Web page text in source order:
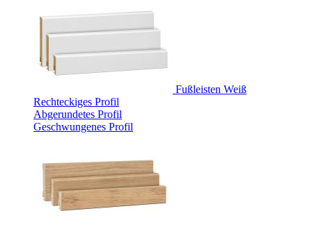
Fußleisten Weiß
Rechteckiges Profil
Abgerundetes Profil
Geschwungenes Profil